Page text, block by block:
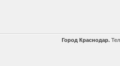
Город Краснодар.